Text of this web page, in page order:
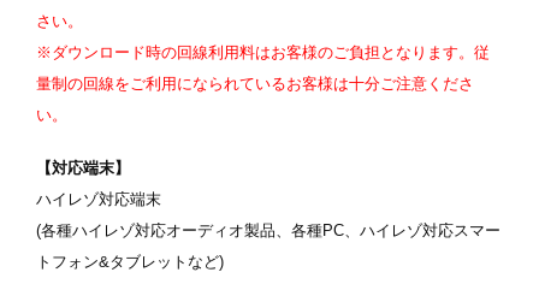
さい。
※ダウンロード時の回線利用料はお客様のご負担となります。従
量制の回線をご利用になられているお客様は十分ご注意くださ
い。
【対応端末】
ハイレゾ対応端末
(各種ハイレゾ対応オーディオ製品、各種PC、ハイレゾ対応スマー
トフォン&タブレットなど)